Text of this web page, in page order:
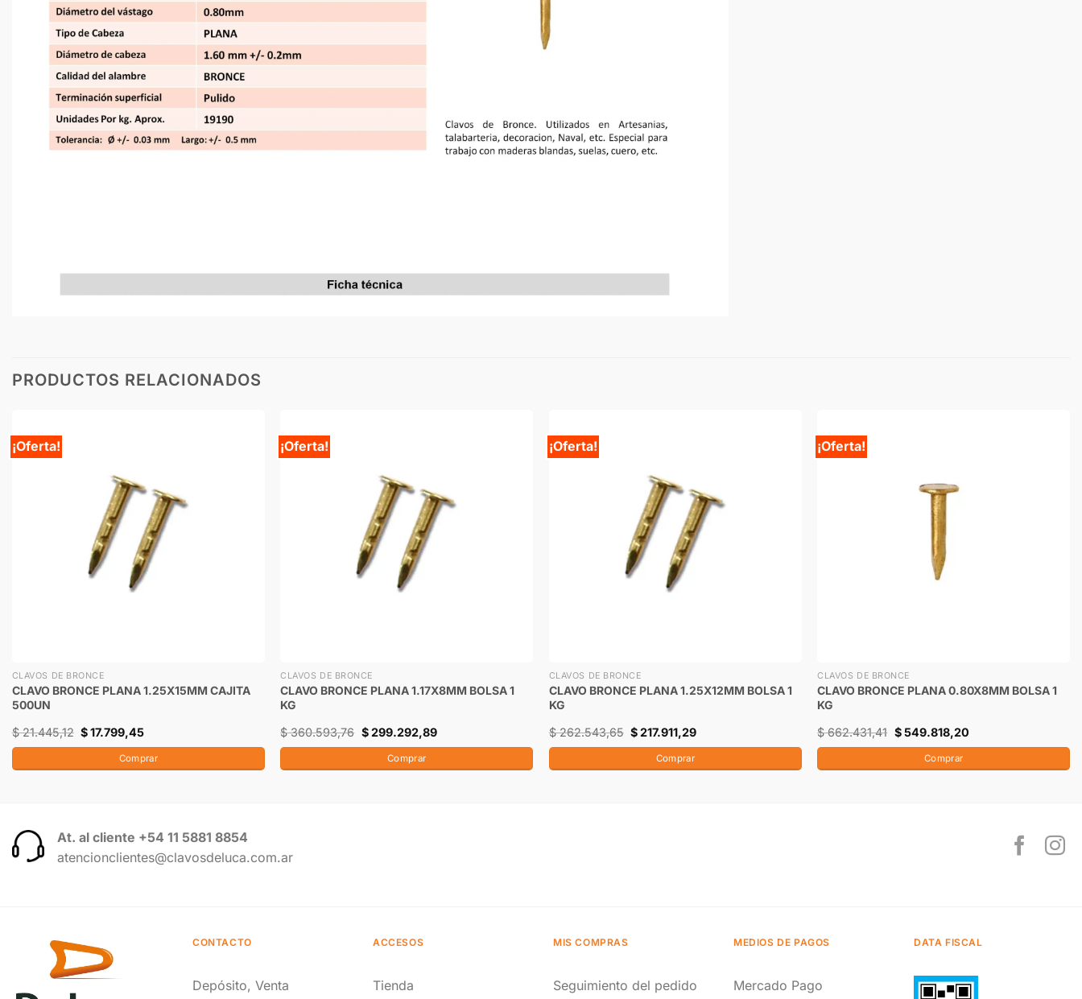
PRODUCTOS RELACIONADOS
¡Oferta!
CLAVOS DE BRONCE
CLAVO BRONCE PLANA 1.25X15MM CAJITA
500UN
$21.445,12 $17.799,45
Comprar
¡Oferta!
CLAVOS DE BRONCE
CLAVO BRONCE PLANA 1.17X8MM BOLSA 1
KG
$360.593,76 $299.292,89
Comprar
¡Oferta!
CLAVOS DE BRONCE
CLAVO BRONCE PLANA 1.25X12MM BOLSA 1
KG
$262.543,65 $217.911,29
Comprar
¡Oferta!
CLAVOS DE BRONCE
CLAVO BRONCE PLANA 0.80X8MM BOLSA 1
KG
$662.431,41 $549.818,20
Comprar
At. al cliente +54 11 5881 8854
atencionclientes@clavosdeluca.com.ar
CONTACTO
Depósito, Venta
ACCESOS
Tienda
MIS COMPRAS
Seguimiento del pedido
MEDIOS DE PAGOS
Mercado Pago
DATA FISCAL